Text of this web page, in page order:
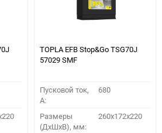
TOPLA EFB Stop&Go TSG70J
57029 SMF
Пусковой ток,
A:
680
Размеры
(ДхШхВ), мм:
260x172x220